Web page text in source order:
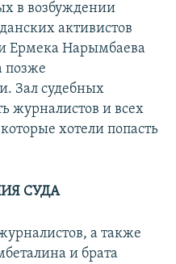
в возбуждении
активистов
Ермека Нарымбаева
позже
Зал судебных
журналистов и всех
хотели попасть
СУДА
а также
и брата